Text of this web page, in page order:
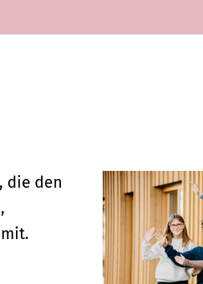
die den